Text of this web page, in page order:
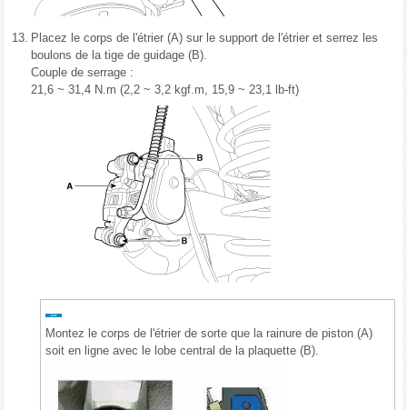
13. Placez le corps de l'étrier (A) sur le support de l'étrier et serrez les
boulons de la tige de guidage (B).
Couple de serrage :
21,6 ~ 31,4 N.m (2,2 ~ 3,2 kgf.m, 15,9 ~ 23,1 lb-ft)
Montez le corps de l'étrier de sorte que la rainure de piston (A)
soit en ligne avec le lobe central de la plaquette (B).